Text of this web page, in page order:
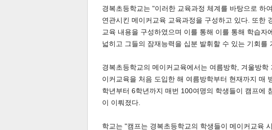
인
경복초등학교는 "이러한 교육과정 체계를 바탕으로 하
연관시킨 메이커교육 교육과정을 구성하고 있다. 또한
교육 내용을 구성하였으며 이를 통해 이를 통해 학습
넓히고 그들의 잠재능력을 십분 발휘할 수 있는 기회를
경복초등학교의 메이커교육에서는 여름방학, 겨울방
이커교육을 처음 도입한 해 여름방학부터 현재까지 매
학년부터 6학년까지 매번 100여명의 학생들이 캠프에
이 이뤄졌다.
학교는 "캠프는 경복초등학교의 학생들이 메이커교육